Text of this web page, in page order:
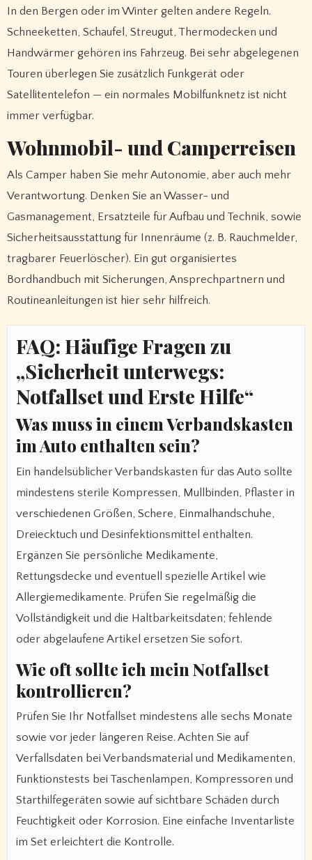
In den Bergen oder im Winter gelten andere Regeln.
Schneeketten, Schaufel, Streugut, Thermodecken und
Handwärmer gehören ins Fahrzeug. Bei sehr abgelegenen
Touren überlegen Sie zusätzlich Funkgerät oder
Satellitentelefon — ein normales Mobilfunknetz ist nicht
immer verfügbar.
Wohnmobil- und Camperreisen
Als Camper haben Sie mehr Autonomie, aber auch mehr
Verantwortung. Denken Sie an Wasser- und
Gasmanagement, Ersatzteile für Aufbau und Technik, sowie
Sicherheitsausstattung für Innenräume (z. B. Rauchmelder,
tragbarer Feuerlöscher). Ein gut organisiertes
Bordhandbuch mit Sicherungen, Ansprechpartnern und
Routineanleitungen ist hier sehr hilfreich.
FAQ: Häufige Fragen zu
„Sicherheit unterwegs:
Notfallset und Erste Hilfe“
Was muss in einem Verbandskasten
im Auto enthalten sein?
Ein handelsüblicher Verbandskasten für das Auto sollte
mindestens sterile Kompressen, Mullbinden, Pflaster in
verschiedenen Größen, Schere, Einmalhandschuhe,
Dreiecktuch und Desinfektionsmittel enthalten.
Ergänzen Sie persönliche Medikamente,
Rettungsdecke und eventuell spezielle Artikel wie
Allergiemedikamente. Prüfen Sie regelmäßig die
Vollständigkeit und die Haltbarkeitsdaten; fehlende
oder abgelaufene Artikel ersetzen Sie sofort.
Wie oft sollte ich mein Notfallset
kontrollieren?
Prüfen Sie Ihr Notfallset mindestens alle sechs Monate
sowie vor jeder längeren Reise. Achten Sie auf
Verfallsdaten bei Verbandsmaterial und Medikamenten,
Funktionstests bei Taschenlampen, Kompressoren und
Starthilfegeräten sowie auf sichtbare Schäden durch
Feuchtigkeit oder Korrosion. Eine einfache Inventarliste
im Set erleichtert die Kontrolle.